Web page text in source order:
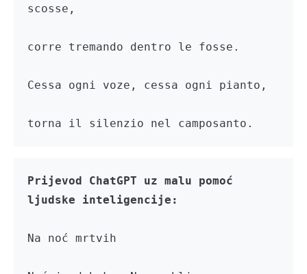
scosse,
corre tremando dentro le fosse.
Cessa ogni voze, cessa ogni pianto,
torna il silenzio nel camposanto.
Prijevod ChatGPT uz malu pomoć
Na noć mrtvih